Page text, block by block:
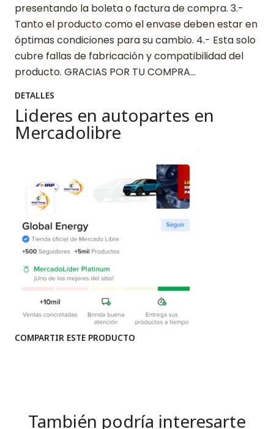
presentando la boleta o factura de compra. 3.-
Tanto el producto como el envase deben estar en
óptimas condiciones para su cambio. 4.- Esta solo
cubre fallas de fabricación y compatibilidad del
producto. GRACIAS POR TU COMPRA…
DETALLES
Lideres en autopartes en
Mercadolibre
COMPARTIR ESTE PRODUCTO
También podría interesarte